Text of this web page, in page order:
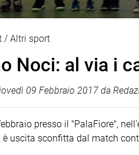
Altri sport
Noci: al via i
09 Febbraio 2017 da
presso il "PalaFiore",
è uscita sconfitta dal match